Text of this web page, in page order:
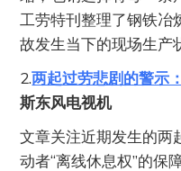
工劳特刊整理了钢铁冶
故发生当下的现场生产
2.两起过劳悲剧的警示
斯东风电视机
文章关注近期发生的两
动者“离线休息权”的保